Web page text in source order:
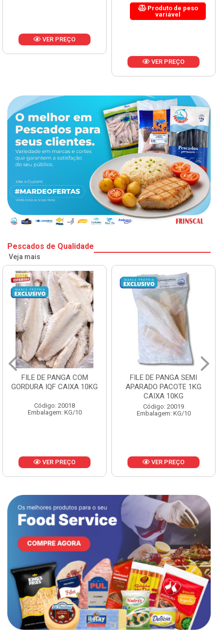
VER PREÇO
Produto de peso
variável
VER PREÇO
Pescados de Qualidade
Veja mais
FILE DE PANGA SEMI
APARADO PACOTE 1KG
Código: 20019
Embalagem: KG/10
VER PREÇO
POLACA DESFIADA
PESCAMARES PCT5KG
CX10KG
Código: 20161
Embalagem: KG/10
VER PREÇO